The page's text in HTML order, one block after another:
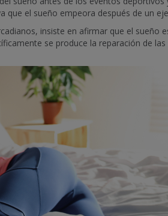
el sueño empeora después de un
insiste en afirmar que el
se produce la reparación de